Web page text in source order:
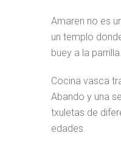
Amaren no es
un templo
buey a la parrilla.
Cocina vasca
Abando y una
txuletas de
edades.